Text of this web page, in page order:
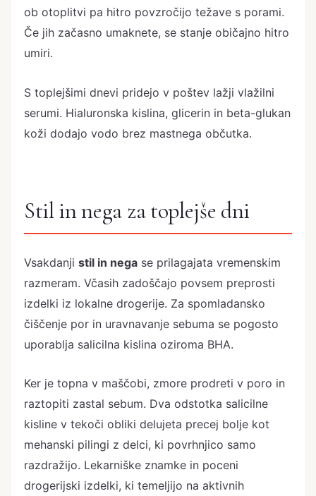
ob otoplitvi pa hitro povzročijo težave s porami.
Če jih začasno umaknete, se stanje običajno hitro
umiri.
S toplejšimi dnevi pridejo v poštev lažji vlažilni
serumi. Hialuronska kislina, glicerin in beta-glukan
koži dodajo vodo brez mastnega občutka.
Stil in nega za toplejše dni
Vsakdanji stil in nega se prilagajata vremenskim
razmeram. Včasih zadoščajo povsem preprosti
izdelki iz lokalne drogerije. Za spomladansko
čiščenje por in uravnavanje sebuma se pogosto
uporablja salicilna kislina oziroma BHA.
Ker je topna v maščobi, zmore prodreti v poro in
raztopiti zastal sebum. Dva odstotka salicilne
kisline v tekoči obliki delujeta precej bolje kot
mehanski pilingi z delci, ki povrhnjico samo
razdražijo. Lekarniške znamke in poceni
drogerijski izdelki, ki temeljijo na aktivnih